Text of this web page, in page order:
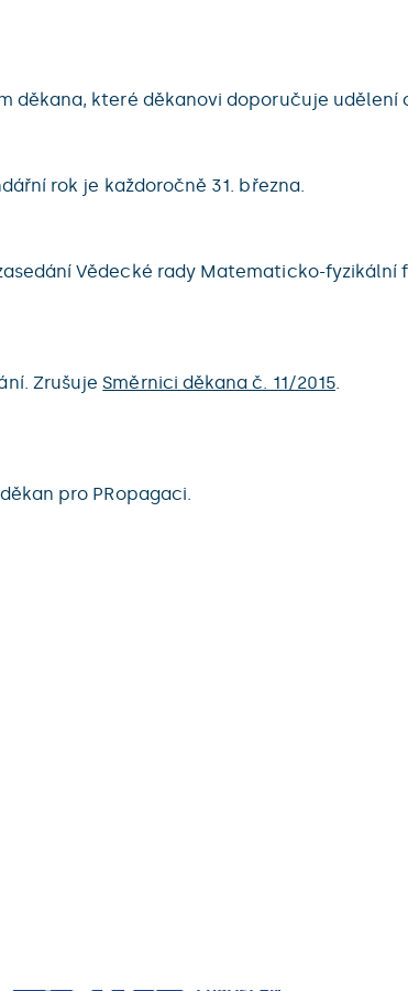
děkana, které děkanovi doporučuje
rok je každoročně 31. března.
Vědecké rady Matematicko-fyzikální
ZrušujeSměrnici děkana č. 11/2015.
pro PRopagaci.